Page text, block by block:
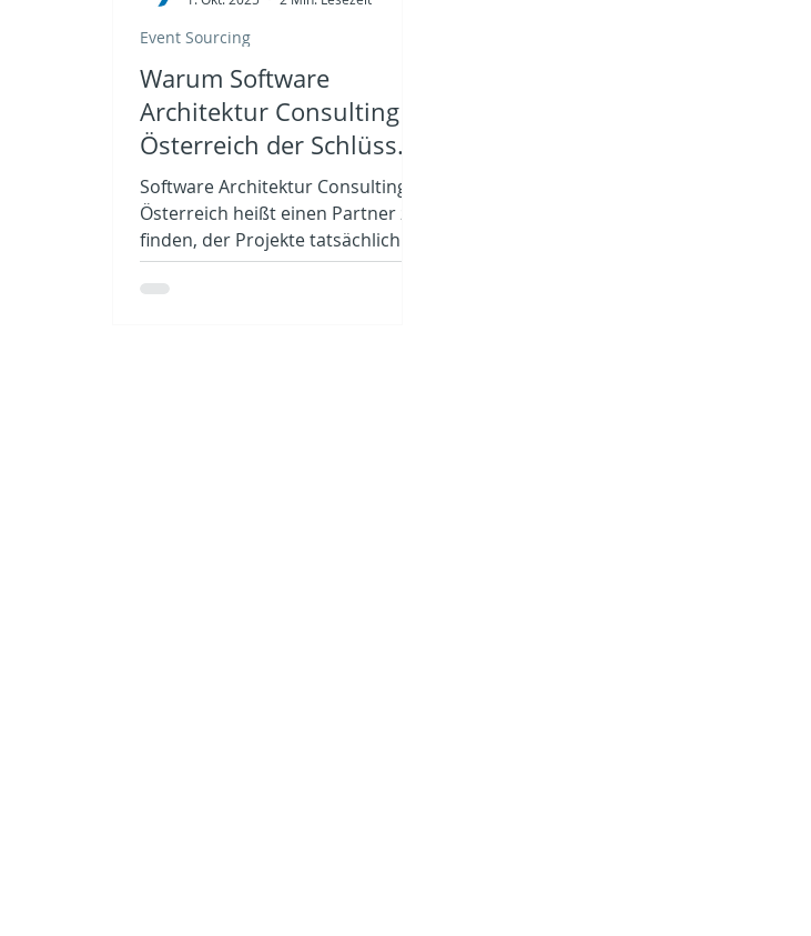
Warum Software
Architektur Consulting in
Österreich der Schlüssel
zu planbaren Projekten
ist
Software Architektur Consulting in
Österreich heißt einen Partner zu
finden, der Projekte tatsächlich
planbar macht, statt eine
Blackbox mit Risiken zu liefern.
Event Sourcing